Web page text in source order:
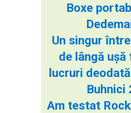
Boxe
Un singur
de lângă ușă
lucruri
Buhnici
Am testat